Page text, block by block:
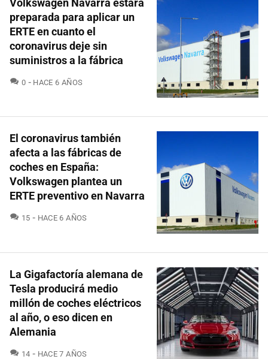
Volkswagen Navarra estará
preparada para aplicar un
ERTE en cuanto el
coronavirus deje sin
suministros a la fábrica
0 COMENTARIOS
HACE 6 AÑOS
El coronavirus también
afecta a las fábricas de
coches en España:
Volkswagen plantea un
ERTE preventivo en Navarra
15 COMENTARIOS
HACE 6 AÑOS
La Gigafactoría alemana de
Tesla producirá medio
millón de coches eléctricos
al año, o eso dicen en
Alemania
14 COMENTARIOS
HACE 7 AÑOS